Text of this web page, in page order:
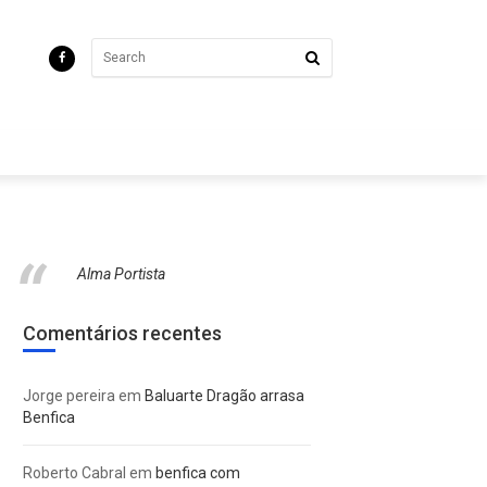
Alma Portista
Comentários recentes
Jorge pereira em Baluarte Dragão arrasa
Benfica
Roberto Cabral em benfica com